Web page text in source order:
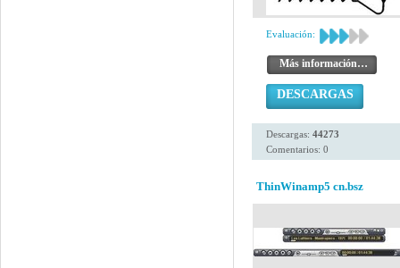
Evaluación:
Más información…
DESCARGAS
Descargas: 44273
Comentarios: 0
ThinWinamp5 cn.bsz